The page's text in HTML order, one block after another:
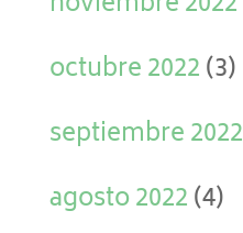
octubre 2022(3)
septiembre 2022
agosto 2022(4)